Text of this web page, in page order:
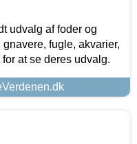
udvalg af foder og
fugle, akvarier,
at se deres udvalg.